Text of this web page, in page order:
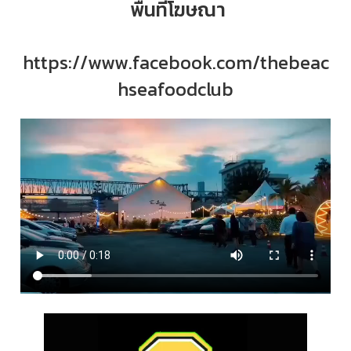
พื้นที่โฆษณา
https://www.facebook.com/thebeac
hseafoodclub